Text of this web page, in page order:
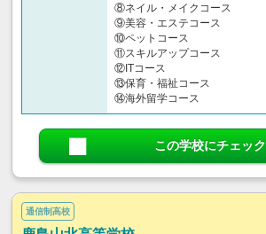
⑧ネイル・メイクコース
⑨美容・エステコース
⑩ペットコース
⑪スキルアップコース
⑫ITコース
⑬保育・福祉コース
⑭海外留学コース
この学校にチェック
通信制高校